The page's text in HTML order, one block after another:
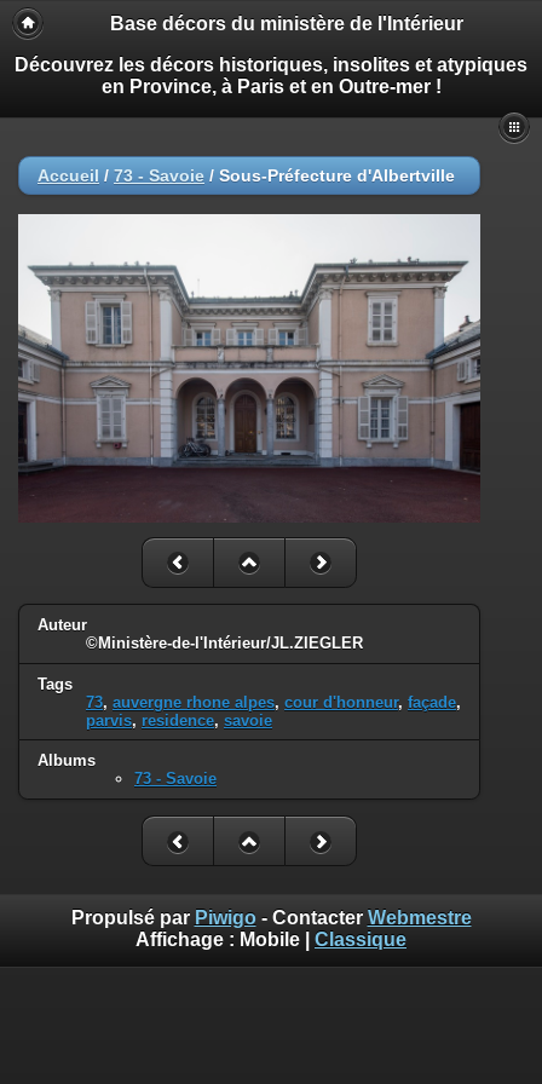
Base décors du ministère de l'Intérieur
Découvrez les décors historiques, insolites et atypiques
en Province, à Paris et en Outre-mer !
Accueil / 73 - Savoie / Sous-Préfecture d'Albertville
Auteur
©Ministère-de-l'Intérieur/JL.ZIEGLER
Tags
73, auvergne rhone alpes, cour d'honneur, façade,
parvis, residence, savoie
Albums
73 - Savoie
Propulsé par Piwigo- Contacter Webmestre
Affichage : Mobile Classique